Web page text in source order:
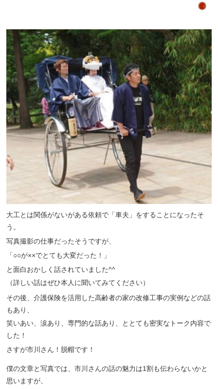
大工とは関係がないがある依頼で「車夫」をすることになったそ
う。
写真撮影の仕事だったそうですが、
「○○が××でとても大変だった！」
と面白おかしく話されていました^^
（詳しい話はぜひ本人に聞いてみてください）
その後、介護保険を活用した高齢者の家の改修工事の実例などの話
もあり、
笑いあい、涙あり、専門的な話あり、ととても密実なトーク内容で
した！
さすが市川さん！脱帽です！
僕の文章と写真では、市川さんの話の魅力は1割も伝わらないかと
思いますが、